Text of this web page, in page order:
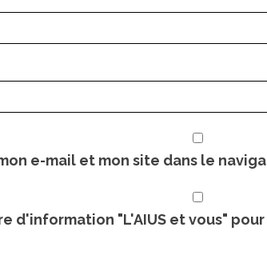
e-mail et mon site dans le
d'information "L'AIUS et vous"